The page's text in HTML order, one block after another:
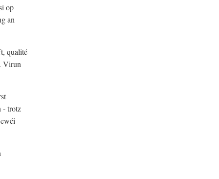
op
an
qualité
Virun
- trotz